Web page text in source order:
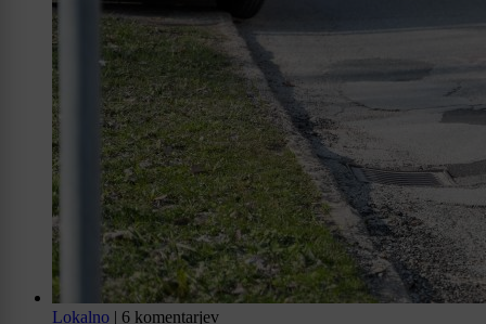
Lokalno | 6 komentarjev